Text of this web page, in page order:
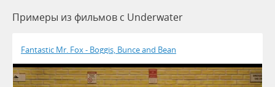
Примеры из фильмов c Underwater
Fantastic Mr. Fox - Boggis, Bunce and Bean